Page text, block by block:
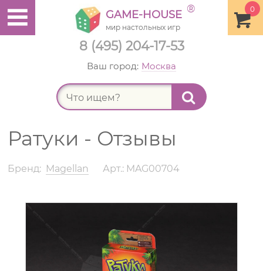
8 (495) 204-17-53
0
GAME-HOUSE ®
мир настольных игр
Ваш город: Москва
Ратуки - Отзывы
Бренд: Magellan Арт.: MAG00704